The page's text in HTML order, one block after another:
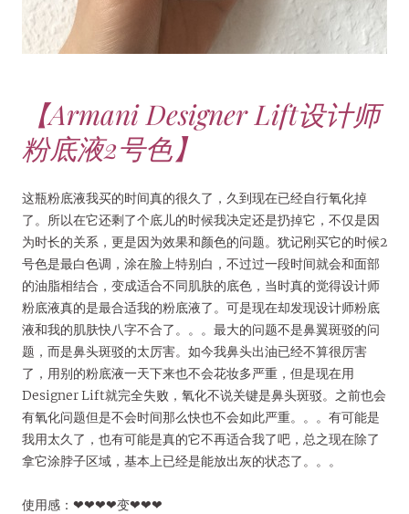
【Armani Designer Lift设计师
粉底液2号色】
这瓶粉底液我买的时间真的很久了，久到现在已经自行氧化掉
了。所以在它还剩了个底儿的时候我决定还是扔掉它，不仅是因
为时长的关系，更是因为效果和颜色的问题。犹记刚买它的时候2
号色是最白色调，涂在脸上特别白，不过过一段时间就会和面部
的油脂相结合，变成适合不同肌肤的底色，当时真的觉得设计师
粉底液真的是最合适我的粉底液了。可是现在却发现设计师粉底
液和我的肌肤快八字不合了。。。最大的问题不是鼻翼斑驳的问
题，而是鼻头斑驳的太厉害。如今我鼻头出油已经不算很厉害
了，用别的粉底液一天下来也不会花妆多严重，但是现在用
Designer Lift就完全失败，氧化不说关键是鼻头斑驳。之前也会
有氧化问题但是不会时间那么快也不会如此严重。。。有可能是
我用太久了，也有可能是真的它不再适合我了吧，总之现在除了
拿它涂脖子区域，基本上已经是能放出灰的状态了。。。
使用感：❤❤❤❤变❤❤❤